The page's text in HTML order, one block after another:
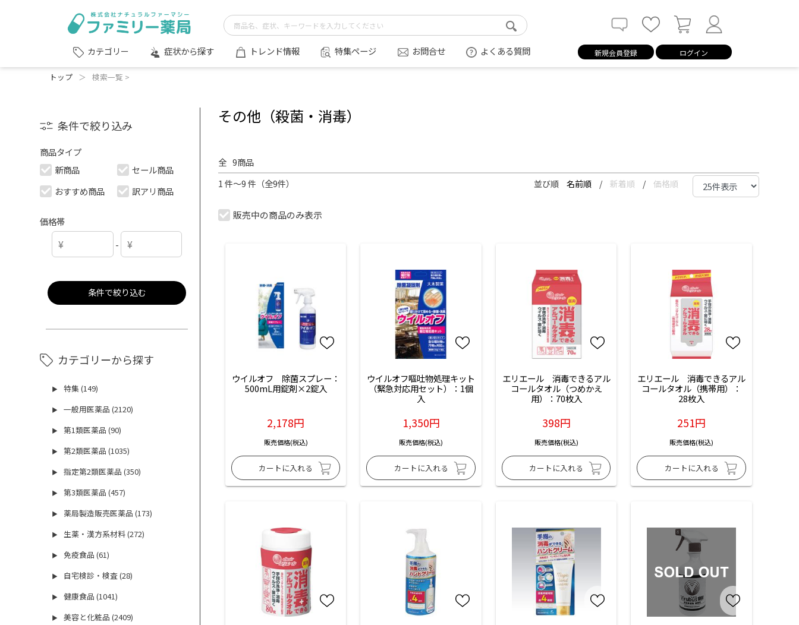
カテゴリー 症状から探す トレンド情報 特集ページ お問合せ よくある質問 新規会員登録 ログイン
トップ ＞ 検索一覧 >
条件で絞り込み
商品タイプ
新商品
セール商品
おすすめ商品
訳アリ商品
価格帯
-
条件で絞り込む
カテゴリーから探す
▶ 特集 (149)
▶ 一般用医薬品 (2120)
▶ 第1類医薬品 (90)
▶ 第2類医薬品 (1035)
▶ 指定第2類医薬品 (350)
▶ 第3類医薬品 (457)
▶ 薬局製造販売医薬品 (173)
▶ 生薬・漢方系材料 (272)
▶ 免疫食品 (61)
▶ 自宅検診・検査 (28)
▶ 健康食品 (1041)
▶ 美容と化粧品 (2409)
その他（殺菌・消毒）
全 9商品
1 件～9 件（全9件）
並び順 名前順 / 新着順 / 価格順
販売中の商品のみ表示
ウイルオフ　除菌スプレー：
500mL用錠剤×2錠入
2,178円
販売価格(税込)
ウイルオフ嘔吐物処理キット
（緊急対応用セット）：1個
入
1,350円
販売価格(税込)
エリエール　消毒できるアル
コールタオル（つめかえ
用）：70枚入
398円
販売価格(税込)
エリエール　消毒できるアル
コールタオル（携帯用）：
28枚入
251円
販売価格(税込)